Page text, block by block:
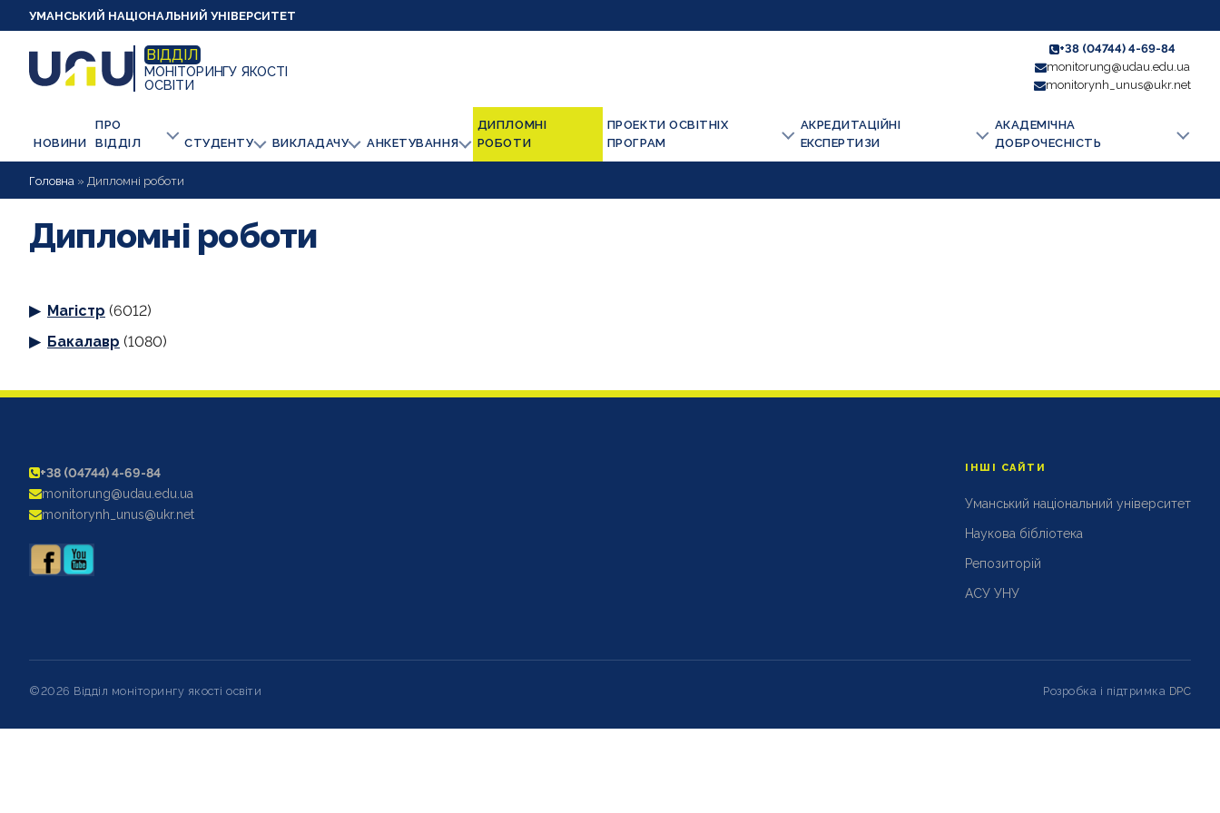
УМАНСЬКИЙ НАЦІОНАЛЬНИЙ УНІВЕРСИТЕТ
ВІДДІЛ
МОНІТОРИНГУ ЯКОСТІ
ОСВІТИ
+38 (04744) 4-69-84
monitorung@udau.edu.ua
monitorynh_unus@ukr.net
НОВИНИ
ПРО
ВІДДІЛ
СТУДЕНТУ ВИКЛАДАЧУ АНКЕТУВАННЯ
ДИПЛОМНІ
РОБОТИ
ПРОЕКТИ ОСВІТНІХ
ПРОГРАМ
АКРЕДИТАЦІЙНІ
ЕКСПЕРТИЗИ
АКАДЕМІЧНА
ДОБРОЧЕСНІСТЬ
Головна » Дипломні роботи
Дипломні роботи
Магістр (6012)
Бакалавр (1080)
+38 (04744) 4-69-84
monitorung@udau.edu.ua
monitorynh_unus@ukr.net
ІНШІ САЙТИ
Уманський національний університет
Наукова бібліотека
Репозиторій
АСУ УНУ
©2026 Відділ моніторингу якості освіти Розробка і підтримка DPC